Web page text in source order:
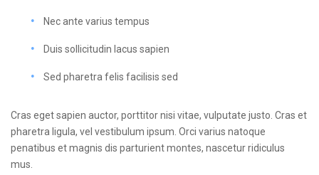
Nec ante varius tempus
Duis sollicitudin lacus sapien
Sed pharetra felis facilisis sed
Cras eget sapien auctor, porttitor nisi vitae, vulputate justo. Cras et
pharetra ligula, vel vestibulum ipsum. Orci varius natoque
penatibus et magnis dis parturient montes, nascetur ridiculus
mus.